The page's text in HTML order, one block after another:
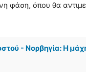
φάση, όπου θα
- Νορβηγία: Η